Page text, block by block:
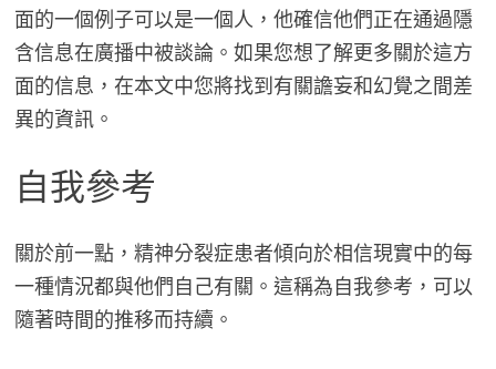
面的一個例子可以是一個人，他確信他們正在通過隱
含信息在廣播中被談論。如果您想了解更多關於這方
面的信息，在本文中您將找到有關譫妄和幻覺之間差
異的資訊。
自我參考
關於前一點，精神分裂症患者傾向於相信現實中的每
一種情況都與他們自己有關。這稱為自我參考，可以
隨著時間的推移而持續。